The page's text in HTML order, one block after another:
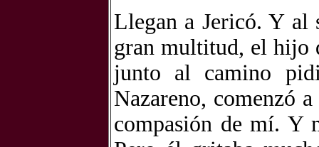
Llegan a Jericó. Y al
gran multitud, el hijo
junto al camino
Nazareno, comenzó
compasión de mí. Y